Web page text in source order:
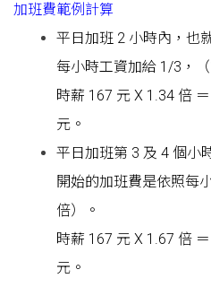
加班費範例計算
平日加班 2 小時內，也
每小時工資加給 1/3，（
時薪 167 元 X 1.34 倍
元。
平日加班第 3 及 4 個小
開始的加班費是依照每
倍）。
時薪 167 元 X 1.67 倍
元。